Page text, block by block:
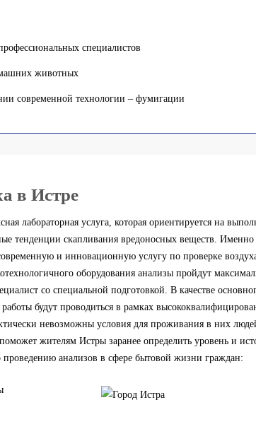
специалистов
животных
современной технологии – фумигации
в Истре
лабораторная услуга, которая ориентируется на
тенденции скапливания вредоносных веществ.
и инновационную услугу по проверке
оборудования анализы пройдут
со специальной подготовкой. В качестве
будут проводиться в рамках
невозможны условия для проживания в них
жителям Истры заранее определить уровень и
проведению анализов в сфере бытовой жизни граждан: